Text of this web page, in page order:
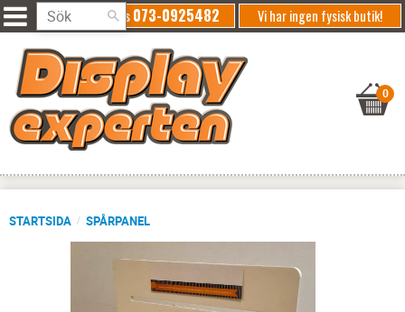
Vi har ingen fysisk butik!
Ring oss073-0925482
STARTSIDA SPÅRPANEL